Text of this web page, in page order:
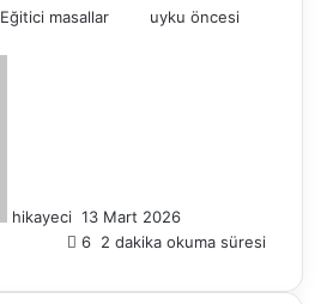
Eğitici masallar
uyku öncesi
hikayeci o
s
a
13 Mart 2026
6 2 dakika okuma süresi